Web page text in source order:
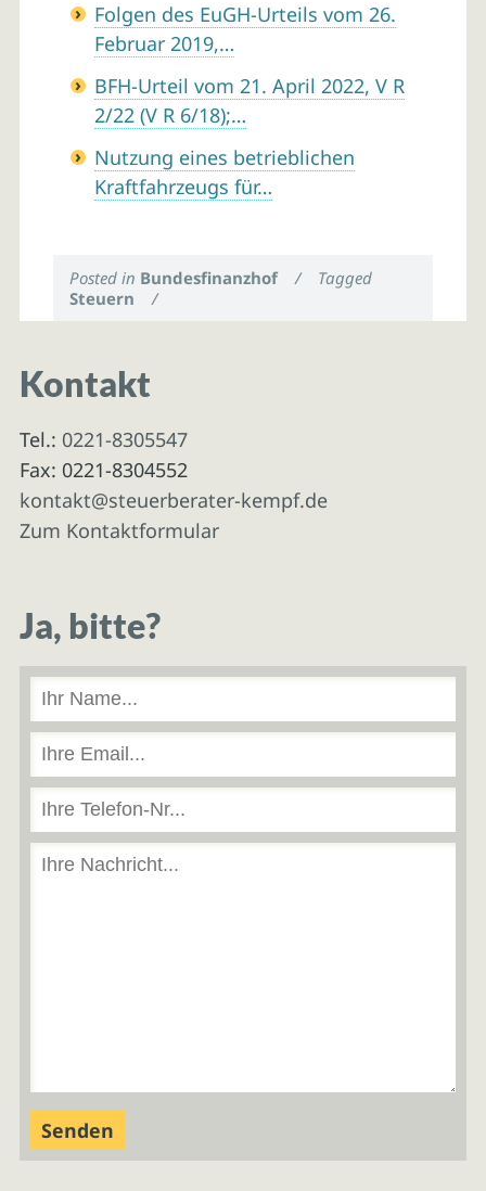
Folgen des EuGH-Urteils vom 26.
Februar 2019,…
BFH-Urteil vom 21. April 2022, V R
2/22 (V R 6/18);…
Nutzung eines betrieblichen
Kraftfahrzeugs für…
Posted in Bundesfinanzhof /
Tagged
Steuern
/
Kontakt
Tel.: 0221-8305547
Fax: 0221-8304552
kontakt@steuerberater-kempf.de
Zum Kontaktformular
Ja, bitte?